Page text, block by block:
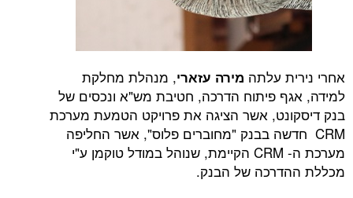
אחרי נירית עלתה מירה עזארי, מנהלת מחלקת
למידה, אגף פיתוח הדרכה, חטיבת מש"א ונכסים של
בנק דיסקונט, אשר הציגה את פרויקט הטמעת מערכת
CRM חדשה בבנק "מחוברים פלוס", אשר החליפה
מערכת ה- CRM הקיימת, שנוהל במודל טוקמן ע"י
מכללת ההדרכה של הבנק.